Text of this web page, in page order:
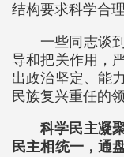
结构要求科学合
一些同志谈
导和把关作用，
出政治坚定、能
民族复兴重任的
科学民主凝
民主相统一，通